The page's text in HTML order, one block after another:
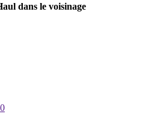
dans le voisinage